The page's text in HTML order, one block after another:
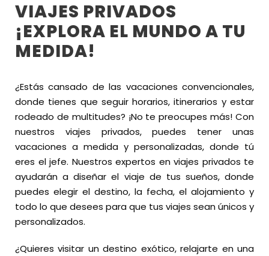
VIAJES PRIVADOS
¡EXPLORA EL MUNDO A TU
MEDIDA!
¿Estás cansado de las vacaciones convencionales,
donde tienes que seguir horarios, itinerarios y estar
rodeado de multitudes? ¡No te preocupes más! Con
nuestros viajes privados, puedes tener unas
vacaciones a medida y personalizadas, donde tú
eres el jefe. Nuestros expertos en viajes privados te
ayudarán a diseñar el viaje de tus sueños, donde
puedes elegir el destino, la fecha, el alojamiento y
todo lo que desees para que tus viajes sean únicos y
personalizados.
¿Quieres visitar un destino exótico, relajarte en una